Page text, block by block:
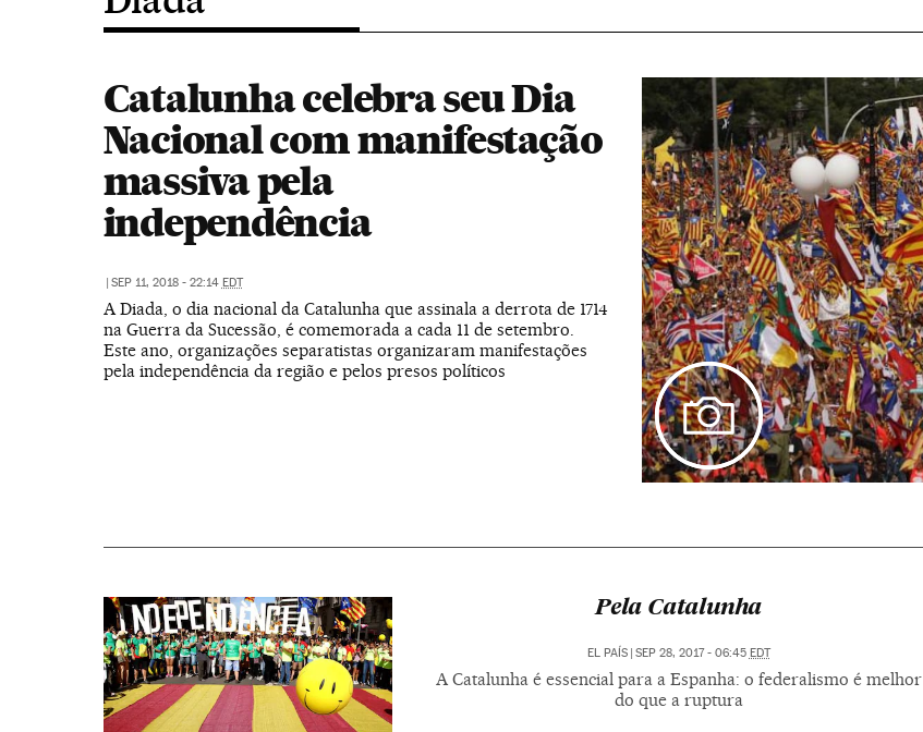
Catalunha celebra seu Dia
Nacional com manifestação
massiva pela
independência
| SEP 11, 2018 - 22:14 EDT
A Diada, o dia nacional da Catalunha que assinala a derrota de 1714
na Guerra da Sucessão, é comemorada a cada 11 de setembro.
Este ano, organizações separatistas organizaram manifestações
pela independência da região e pelos presos políticos
Pela Catalunha
EL PAÍS | SEP 28, 2017 - 06:45 EDT
A Catalunha é essencial para a Espanha: o federalismo é melhor
do que a ruptura